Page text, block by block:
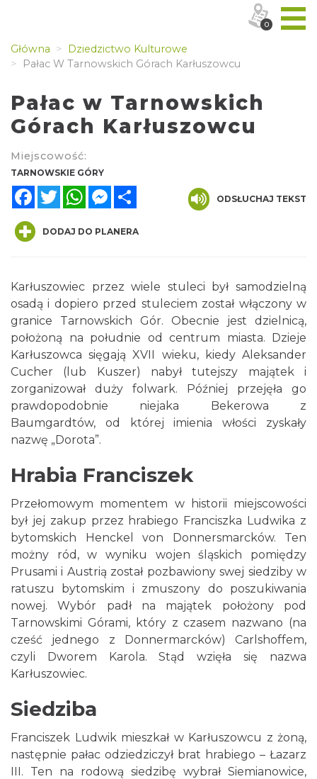
Główna
Dziedzictwo Kulturowe
Pałac W Tarnowskich Górach Karłuszowcu
Pałac w Tarnowskich
Górach Karłuszowcu
Miejscowość:
TARNOWSKIE GÓRY
FacebookTwitterWhatsAppMessenger
ODSŁUCHAJ TEKST
DODAJ DO PLANERA
Karłuszowiec przez wiele stuleci był samodzielną
osadą i dopiero przed stuleciem został włączony w
granice Tarnowskich Gór. Obecnie jest dzielnicą,
położoną na południe od centrum miasta. Dzieje
Karłuszowca sięgają XVII wieku, kiedy Aleksander
Cucher (lub Kuszer) nabył tutejszy majątek i
zorganizował duży folwark. Później przejęła go
prawdopodobnie niejaka Bekerowa z
Baumgardtów, od której imienia włości zyskały
nazwę „Dorota”.
Hrabia Franciszek
Przełomowym momentem w historii miejscowości
był jej zakup przez hrabiego Franciszka Ludwika z
bytomskich Henckel von Donnersmarcków. Ten
możny ród, w wyniku wojen śląskich pomiędzy
Prusami i Austrią został pozbawiony swej siedziby w
ratuszu bytomskim i zmuszony do poszukiwania
nowej. Wybór padł na majątek położony pod
Tarnowskimi Górami, który z czasem nazwano (na
cześć jednego z Donnermarcków) Carlshoffem,
czyli Dworem Karola. Stąd wzięła się nazwa
Karłuszowiec.
Siedziba
Franciszek Ludwik mieszkał w Karłuszowcu z żoną,
następnie pałac odziedziczył brat hrabiego – Łazarz
III. Ten na rodową siedzibę wybrał Siemianowice,
0